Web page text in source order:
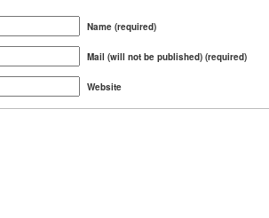
Name (required)
Mail (will not be published) (required)
Website